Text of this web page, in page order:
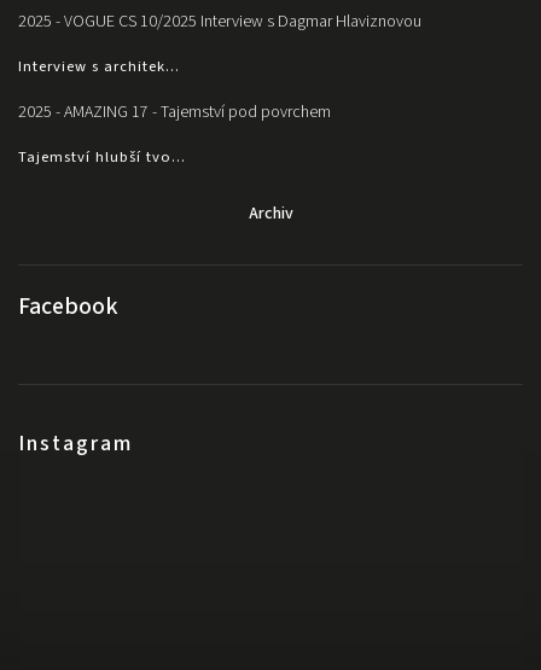
2025 - VOGUE CS 10/2025 Interview s Dagmar Hlaviznovou
Interview s architek...
2025 - AMAZING 17 - Tajemství pod povrchem
Tajemství hlubší tvo...
Archiv
Facebook
Instagram